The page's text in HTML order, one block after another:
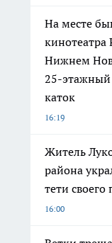
На месте
кинотеатра
Нижнем
25-
каток
16:19
Житель
района
тети своего
16:00